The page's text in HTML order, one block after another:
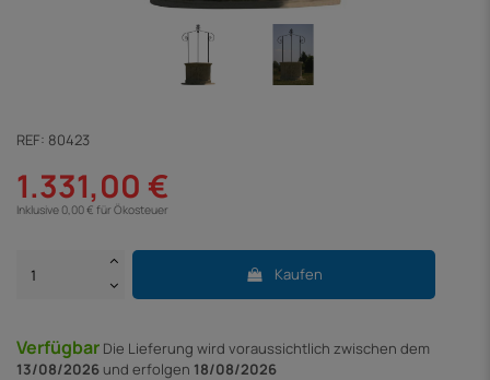
REF: 80423
1.331,00 €
Inklusive 0,00 € für Ökosteuer
Kaufen
Verfügbar Die Lieferung wird voraussichtlich zwischen dem
13/08/2026 und erfolgen 18/08/2026